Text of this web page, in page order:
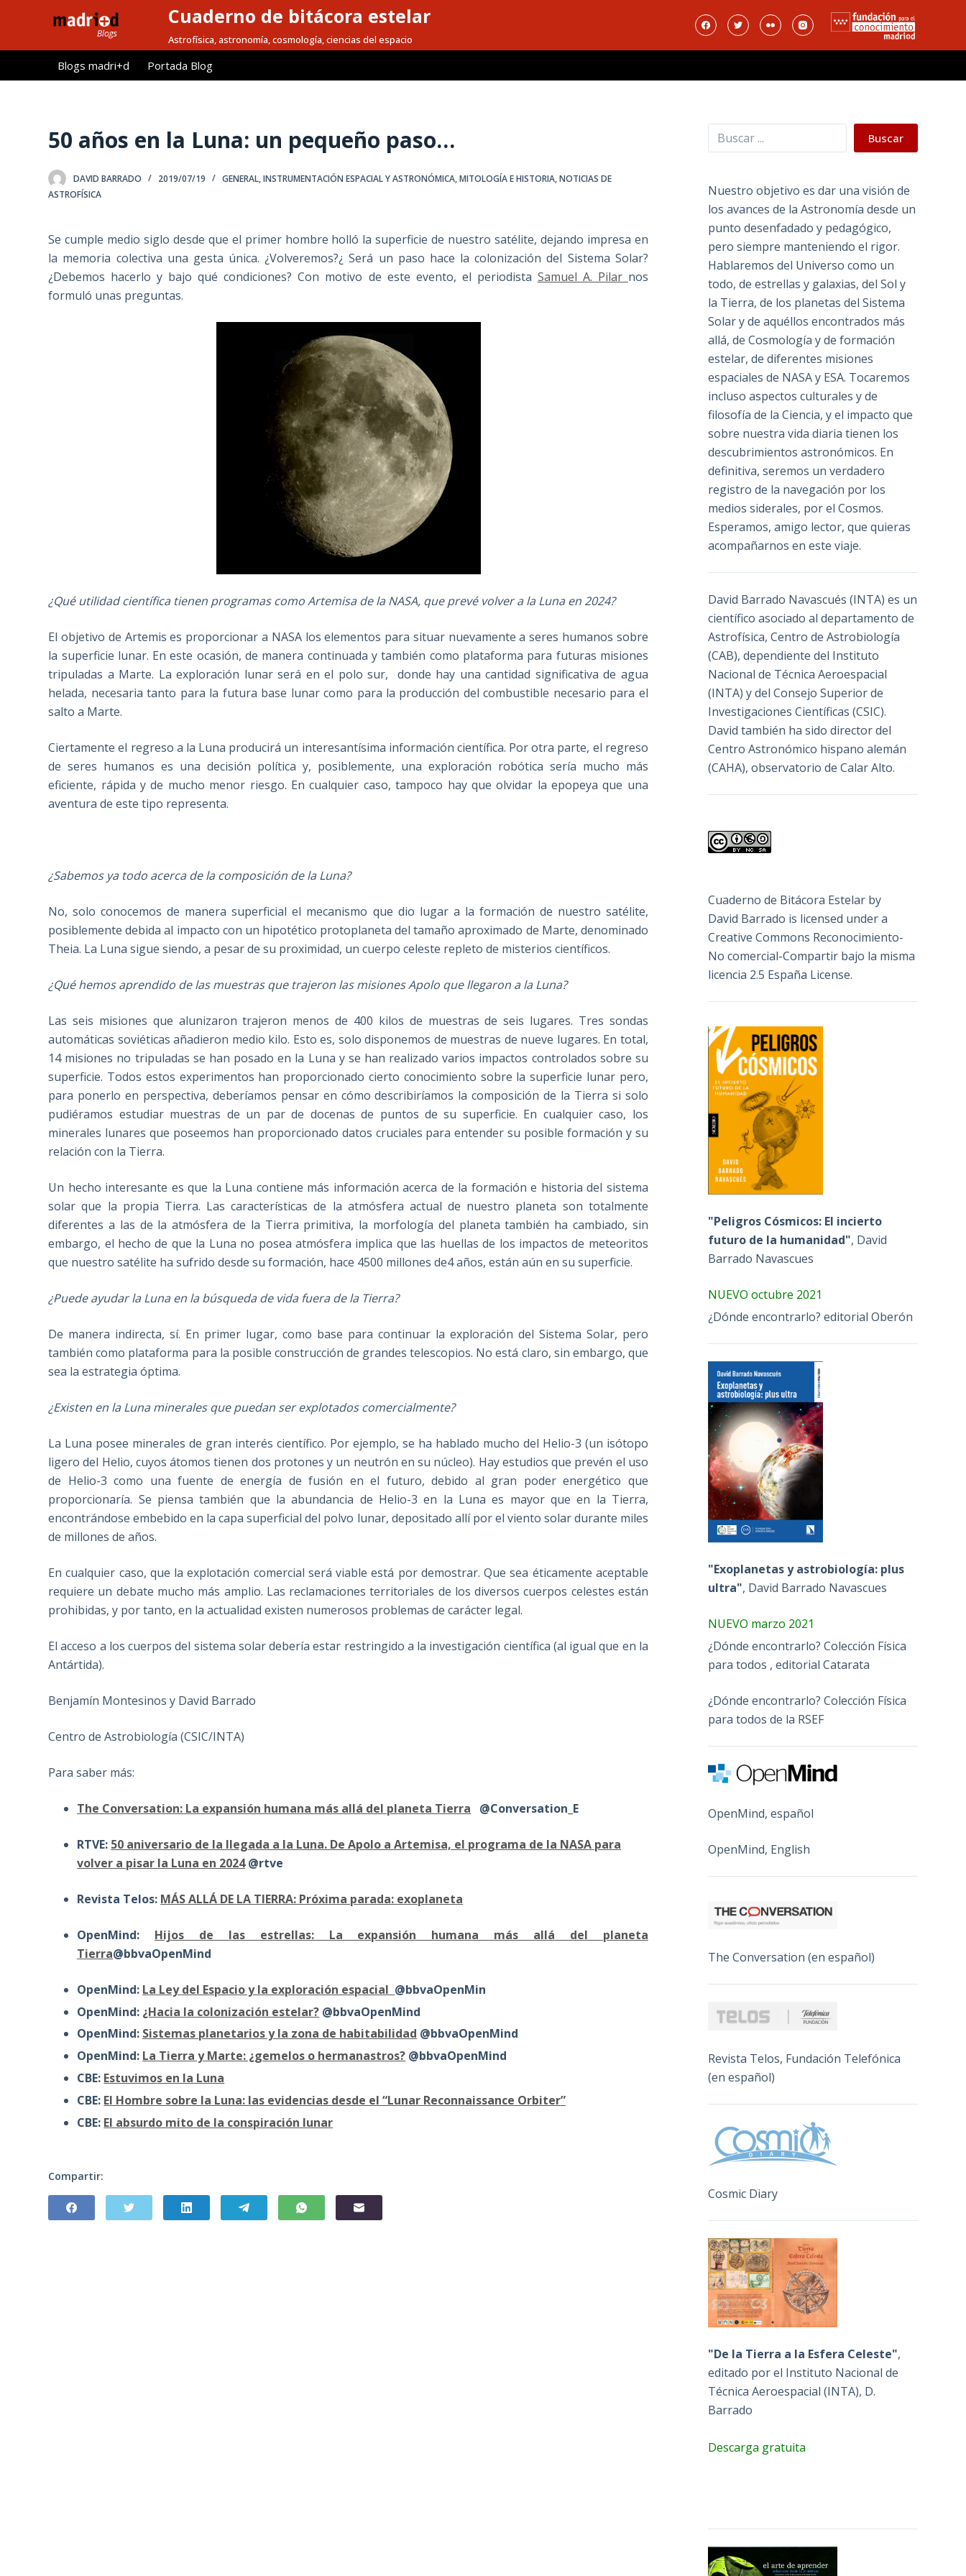
l
Cuaderno de bitácora estelar
Astrofísica, astronomía, cosmología, ciencias del espacio
Blogs madri+d Portada Blog
50 años en la Luna: un pequeño paso…
DAVID BARRADO 2019/07/19 GENERAL,INSTRUMENTACIÓN ESPACIAL Y ASTRONÓMICA,MITOLOGÍA E HISTORIA,NOTICIAS DE
ASTROFÍSICA
Se cumple medio siglo desde que el primer hombre holló la superficie de nuestro satélite, dejando impresa en
la memoria colectiva una gesta única. ¿Volveremos?¿ Será un paso hace la colonización del Sistema Solar?
¿Debemos hacerlo y bajo qué condiciones? Con motivo de este evento, el periodista Samuel A. Pilar nos
formuló unas preguntas.
¿Qué utilidad científica tienen programas como Artemisa de la NASA, que prevé volver a la Luna en 2024?
El objetivo de Artemis es proporcionar a NASA los elementos para situar nuevamente a seres humanos sobre
la superficie lunar. En este ocasión, de manera continuada y también como plataforma para futuras misiones
tripuladas a Marte. La exploración lunar será en el polo sur, donde hay una cantidad significativa de agua
helada, necesaria tanto para la futura base lunar como para la producción del combustible necesario para el
salto a Marte.
Ciertamente el regreso a la Luna producirá un interesantísima información científica. Por otra parte, el regreso
de seres humanos es una decisión política y, posiblemente, una exploración robótica sería mucho más
eficiente, rápida y de mucho menor riesgo. En cualquier caso, tampoco hay que olvidar la epopeya que una
aventura de este tipo representa.
¿Sabemos ya todo acerca de la composición de la Luna?
No, solo conocemos de manera superficial el mecanismo que dio lugar a la formación de nuestro satélite,
posiblemente debida al impacto con un hipotético protoplaneta del tamaño aproximado de Marte, denominado
Theia. La Luna sigue siendo, a pesar de su proximidad, un cuerpo celeste repleto de misterios científicos.
¿Qué hemos aprendido de las muestras que trajeron las misiones Apolo que llegaron a la Luna?
Las seis misiones que alunizaron trajeron menos de 400 kilos de muestras de seis lugares. Tres sondas
automáticas soviéticas añadieron medio kilo. Esto es, solo disponemos de muestras de nueve lugares. En total,
14 misiones no tripuladas se han posado en la Luna y se han realizado varios impactos controlados sobre su
superficie. Todos estos experimentos han proporcionado cierto conocimiento sobre la superficie lunar pero,
para ponerlo en perspectiva, deberíamos pensar en cómo describiríamos la composición de la Tierra si solo
pudiéramos estudiar muestras de un par de docenas de puntos de su superficie. En cualquier caso, los
minerales lunares que poseemos han proporcionado datos cruciales para entender su posible formación y su
relación con la Tierra.
Un hecho interesante es que la Luna contiene más información acerca de la formación e historia del sistema
solar que la propia Tierra. Las características de la atmósfera actual de nuestro planeta son totalmente
diferentes a las de la atmósfera de la Tierra primitiva, la morfología del planeta también ha cambiado, sin
embargo, el hecho de que la Luna no posea atmósfera implica que las huellas de los impactos de meteoritos
que nuestro satélite ha sufrido desde su formación, hace 4500 millones de4 años, están aún en su superficie.
¿Puede ayudar la Luna en la búsqueda de vida fuera de la Tierra?
De manera indirecta, sí. En primer lugar, como base para continuar la exploración del Sistema Solar, pero
también como plataforma para la posible construcción de grandes telescopios. No está claro, sin embargo, que
sea la estrategia óptima.
¿Existen en la Luna minerales que puedan ser explotados comercialmente?
La Luna posee minerales de gran interés científico. Por ejemplo, se ha hablado mucho del Helio-3 (un isótopo
ligero del Helio, cuyos átomos tienen dos protones y un neutrón en su núcleo). Hay estudios que prevén el uso
de Helio-3 como una fuente de energía de fusión en el futuro, debido al gran poder energético que
proporcionaría. Se piensa también que la abundancia de Helio-3 en la Luna es mayor que en la Tierra,
encontrándose embebido en la capa superficial del polvo lunar, depositado allí por el viento solar durante miles
de millones de años.
En cualquier caso, que la explotación comercial será viable está por demostrar. Que sea éticamente aceptable
requiere un debate mucho más amplio. Las reclamaciones territoriales de los diversos cuerpos celestes están
prohibidas, y por tanto, en la actualidad existen numerosos problemas de carácter legal.
El acceso a los cuerpos del sistema solar debería estar restringido a la investigación científica (al igual que en la
Antártida).
Benjamín Montesinos y David Barrado
Centro de Astrobiología (CSIC/INTA)
Para saber más:
The Conversation: La expansión humana más allá del planeta Tierra @Conversation_E
RTVE: 50 aniversario de la llegada a la Luna. De Apolo a Artemisa, el programa de la NASA para
volver a pisar la Luna en 2024@rtve
Revista Telos: MÁS ALLÁ DE LA TIERRA: Próxima parada: exoplaneta
OpenMind: Hijos de las estrellas: La expansión humana más allá del planeta
Tierra@bbvaOpenMind
OpenMind: La Ley del Espacio y la exploración espacial @bbvaOpenMin
OpenMind: ¿Hacia la colonización estelar? @bbvaOpenMind
OpenMind: Sistemas planetarios y la zona de habitabilidad @bbvaOpenMind
OpenMind: La Tierra y Marte: ¿gemelos o hermanastros? @bbvaOpenMind
CBE: Estuvimos en la Luna
CBE: El Hombre sobre la Luna: las evidencias desde el “Lunar Reconnaissance Orbiter”
CBE: El absurdo mito de la conspiración lunar
Compartir:
Buscar Buscar
Nuestro objetivo es dar una visión de
los avances de la Astronomía desde un
punto desenfadado y pedagógico,
pero siempre manteniendo el rigor.
Hablaremos del Universo como un
todo, de estrellas y galaxias, del Sol y
la Tierra, de los planetas del Sistema
Solar y de aquéllos encontrados más
allá, de Cosmología y de formación
estelar, de diferentes misiones
espaciales de NASA y ESA. Tocaremos
incluso aspectos culturales y de
filosofía de la Ciencia, y el impacto que
sobre nuestra vida diaria tienen los
descubrimientos astronómicos. En
definitiva, seremos un verdadero
registro de la navegación por los
medios siderales, por el Cosmos.
Esperamos, amigo lector, que quieras
acompañarnos en este viaje.
David Barrado Navascués (INTA) es un
científico asociado al departamento de
Astrofísica, Centro de Astrobiología
(CAB), dependiente del Instituto
Nacional de Técnica Aeroespacial
(INTA) y del Consejo Superior de
Investigaciones Científicas (CSIC).
David también ha sido director del
Centro Astronómico hispano alemán
(CAHA), observatorio de Calar Alto.
Cuaderno de Bitácora Estelar by
David Barrado is licensed under a
Creative Commons Reconocimiento-
No comercial-Compartir bajo la misma
licencia 2.5 España License.
"Peligros Cósmicos: El incierto
futuro de la humanidad", David
Barrado Navascues
NUEVO octubre 2021
¿Dónde encontrarlo? editorial Oberón
"Exoplanetas y astrobiología: plus
ultra", David Barrado Navascues
NUEVO marzo 2021
¿Dónde encontrarlo? Colección Física
para todos , editorial Catarata
¿Dónde encontrarlo? Colección Física
para todos de la RSEF
OpenMind, español
OpenMind, English
The Conversation (en español)
Revista Telos, Fundación Telefónica
(en español)
Cosmic Diary
"De la Tierra a la Esfera Celeste",
editado por el Instituto Nacional de
Técnica Aeroespacial (INTA), D.
Barrado
Descarga gratuita